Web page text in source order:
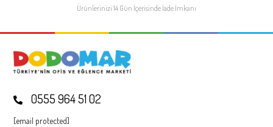
Ürünlerinizi 14 Gün İçerisinde İade İmkanı
0555 964 51 02
[email protected]